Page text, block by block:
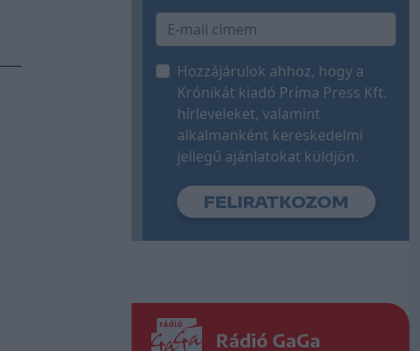
Hozzájárulok ahhoz, hogy a
Krónikát kiadó Príma Press Kft.
hírleveleket, valamint
alkalmanként kereskedelmi
jellegű ajánlatokat küldjön.
Rádió GaGa